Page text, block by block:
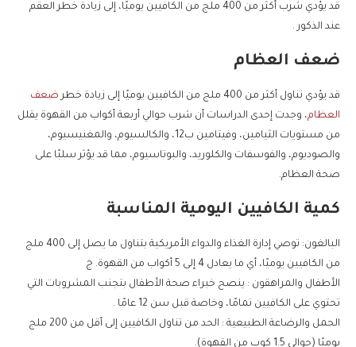
قد يؤدي شرب أكثر من 400 ملج من الكافيين يوميًا، إلى زيادة خطر العقم
عند الذكور .
ضعف العظام
قد يؤدي تناول أكثر من 400 ملج من الكافيين يوميًا إلى زيادة خطر
ضعف
العظام، وجدت إحدى الدراسات أن شرب حوالي أربعة أكواب من القهوة يقلل
من مستويات الثيامين، وفيتامين ب12، والكالسيوم، والمغنيسيوم،
والصوديوم، والفوسفات والكلوريد، والبوتاسيوم، مما قد يؤثر سلبًا على
صحة العظام.
كمية الكافيين اليومية المناسبة
البالغون: توصي إدارة الغذاء والدواء الأمريكية بتناول ما يصل إلى 400 ملج
من الكافيين يوميًا، أي ما يعادل 4 إلى 5 أكواب من القهوة. ج
الأطفال والمراهقون : ينصح خبراء صحة الأطفال بتجنب المشروبات التي
تحتوي على الكافيين تمامًا، وخاصة قبل سن 12 عامًا .
الحمل والرضاعة الطبيعية : الحد من تناول الكافيين إلى أقل من 200 ملج
يوميًا (حوالي 1.5 كوب من القهوة).